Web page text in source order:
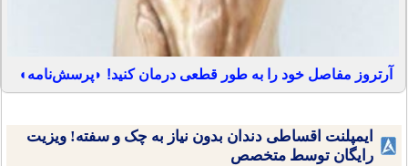
آرتروز مفاصل خود را به طور قطعی درمان کنید! ◗پرسش‌نامه◖
ایمپلنت اقساطی دندان بدون نیاز به چک و سفته! ویزیت
رایگان توسط متخصص